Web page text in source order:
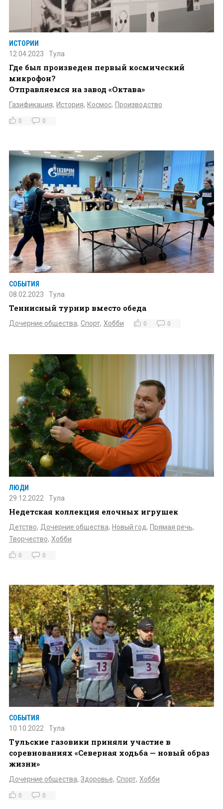
ИСТОРИИ
12.04.2023
Тула
Где был произведен первый космический
микрофон?
Отправляемся на завод «Октава»
Газификация, История, Космос, Производство
0 0
СОБЫТИЯ
08.02.2023
Тула
Теннисный турнир вместо обеда
Дочерние общества, Спорт, Хобби 0 0
ЛЮДИ
29.12.2022
Тула
Недетская коллекция елочных игрушек
Детство, Дочерние общества, Новый год, Прямая речь,
Творчество, Хобби
0 0
СОБЫТИЯ
10.10.2022
Тула
Тульские газовики приняли участие в
соревнованиях «Северная ходьба — новый образ
жизни»
Дочерние общества, Здоровье, Спорт, Хобби
0 0